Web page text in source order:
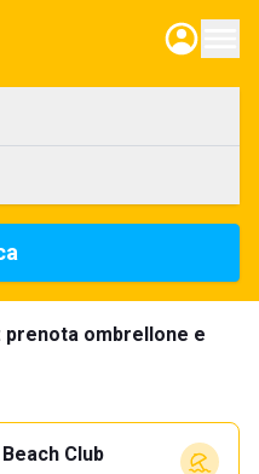
prenota ombrellone e
Club